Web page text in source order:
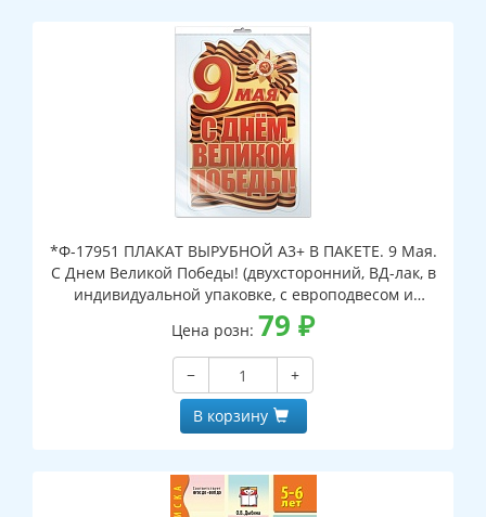
*Ф-17951 ПЛАКАТ ВЫРУБНОЙ А3+ В ПАКЕТЕ. 9 Мая.
С Днем Великой Победы! (двухсторонний, ВД-лак, в
индивидуальной упаковке, с европодвесом и
клеевым клапаном)
Цена розн: 79 ₽
−
+
В корзину